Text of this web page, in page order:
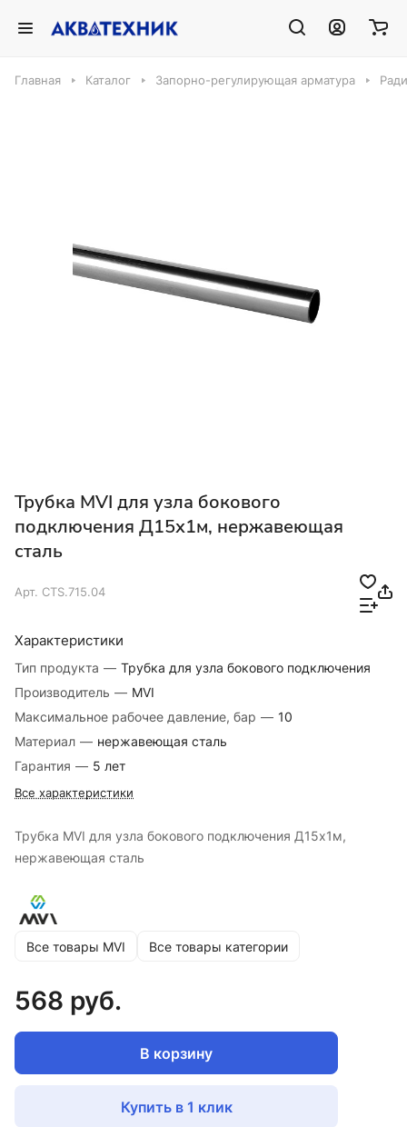
Главная Каталог Запорно-регулирующая арматура
Трубка MVI для узла бокового
подключения Д15х1м, нержавеющая
сталь
Арт. CTS.715.04
Характеристики
Тип продукта — Трубка для узла бокового подключения
Производитель — MVI
Максимальное рабочее давление, бар — 10
Материал — нержавеющая сталь
Гарантия — 5 лет
Все характеристики
Трубка MVI для узла бокового подключения Д15х1м,
нержавеющая сталь
Все товары MVI Все товары категории
568 руб.
В корзину
Купить в 1 клик